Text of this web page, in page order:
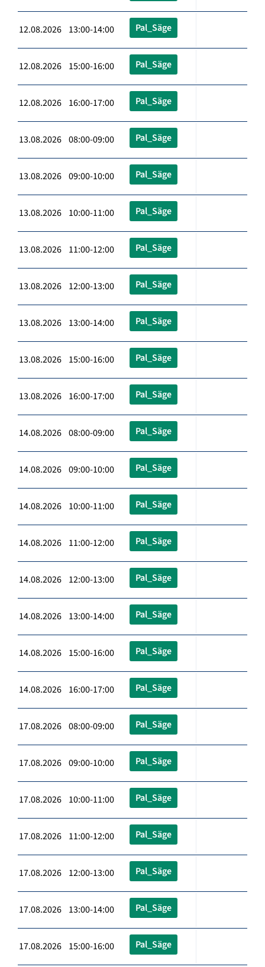
12.08.2026 13:00-14:00 Pal_Säge
12.08.2026 15:00-16:00 Pal_Säge
12.08.2026 16:00-17:00 Pal_Säge
13.08.2026 08:00-09:00 Pal_Säge
13.08.2026 09:00-10:00 Pal_Säge
13.08.2026 10:00-11:00 Pal_Säge
13.08.2026 11:00-12:00 Pal_Säge
13.08.2026 12:00-13:00 Pal_Säge
13.08.2026 13:00-14:00 Pal_Säge
13.08.2026 15:00-16:00 Pal_Säge
13.08.2026 16:00-17:00 Pal_Säge
14.08.2026 08:00-09:00 Pal_Säge
14.08.2026 09:00-10:00 Pal_Säge
14.08.2026 10:00-11:00 Pal_Säge
14.08.2026 11:00-12:00 Pal_Säge
14.08.2026 12:00-13:00 Pal_Säge
14.08.2026 13:00-14:00 Pal_Säge
14.08.2026 15:00-16:00 Pal_Säge
14.08.2026 16:00-17:00 Pal_Säge
17.08.2026 08:00-09:00 Pal_Säge
17.08.2026 09:00-10:00 Pal_Säge
17.08.2026 10:00-11:00 Pal_Säge
17.08.2026 11:00-12:00 Pal_Säge
17.08.2026 12:00-13:00 Pal_Säge
17.08.2026 13:00-14:00 Pal_Säge
17.08.2026 15:00-16:00 Pal_Säge